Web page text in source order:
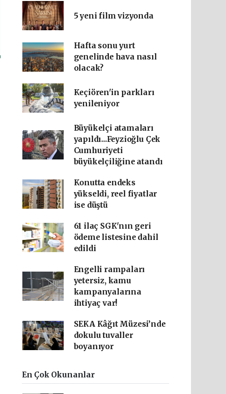
5 yeni film vizyonda
Hafta sonu yurt
genelinde hava nasıl
olacak?
Keçiören'in parkları
yenileniyor
Büyükelçi atamaları
yapıldı...Feyzioğlu Çek
Cumhuriyeti
büyükelçiliğine atandı
Konutta endeks
yükseldi, reel fiyatlar
ise düştü
61 ilaç SGK'nın geri
ödeme listesine dahil
edildi
Engelli rampaları
yetersiz, kamu
kampanyalarına
ihtiyaç var!
SEKA Kâğıt Müzesi’nde
dokulu tuvaller
boyanıyor
En Çok Okunanlar